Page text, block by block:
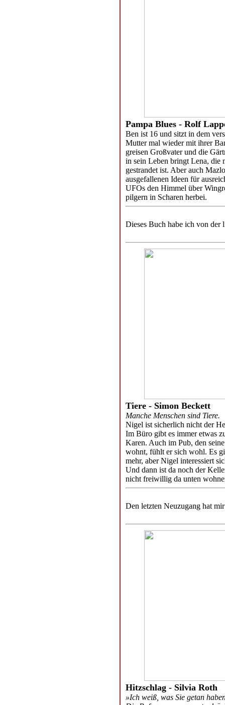
Pampa Blues - Rolf
Ben ist 16 und sitzt in dem
Mutter mal wieder mit ihrer
greisen Großvater und die
in sein Leben bringt Lena, die
gestrandet ist. Aber auch
ausgefallenen Ideen für
UFOs den Himmel über
pilgern in Scharen herbei.
Dieses Buch habe ich von der
Tiere - Simon Beckett
Manche Menschen sind Tiere.
Nigel ist sicherlich nicht der
Im Büro gibt es immer etwas
Karen. Auch im Pub, den
wohnt, fühlt er sich wohl. Es
mehr, aber Nigel interessiert
Und dann ist da noch der
nicht freiwillig da unten
Den letzten Neuzugang hat
Hitzschlag - Silvia Roth
»Ich weiß, was Sie getan